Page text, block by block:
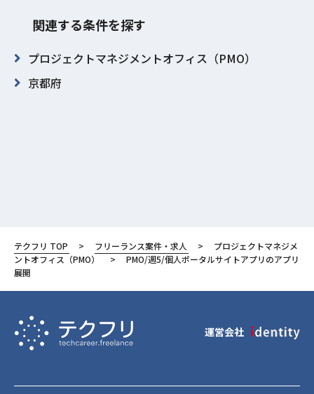
関連する条件を探す
プロジェクトマネジメントオフィス（PMO）
京都府
テクフリ TOP フリーランス案件・求人
プロジェクトマネジメ
ントオフィス（PMO）
PMO/週5/個人ポータルサイトアプリのアプリ
展開
運営会社